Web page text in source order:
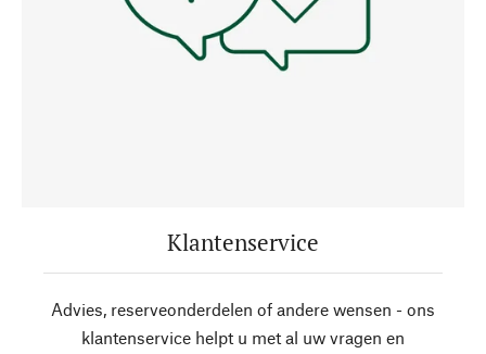
Klantenservice
Advies, reserveonderdelen of andere wensen - ons
klantenservice helpt u met al uw vragen en